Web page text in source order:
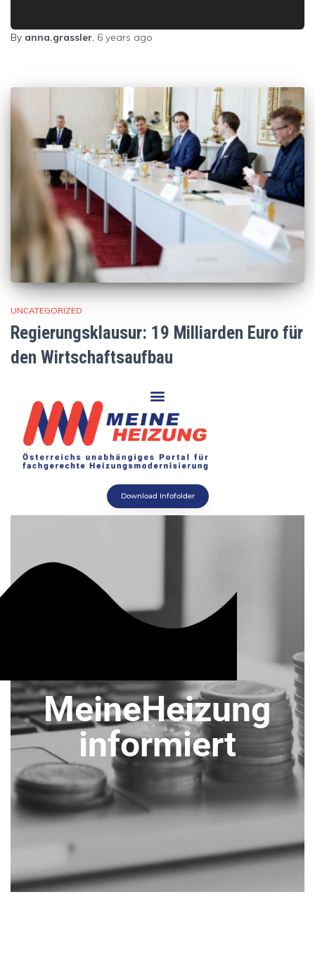
By anna.grassler 6 years ago
UNCATEGORIZED
Regierungsklausur: 19 Milliarden Euro für
den Wirtschaftsaufbau
Download Infofolder
MeineHeizung
informiert